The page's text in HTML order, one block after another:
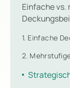
Einfache
1. Einfache
2.